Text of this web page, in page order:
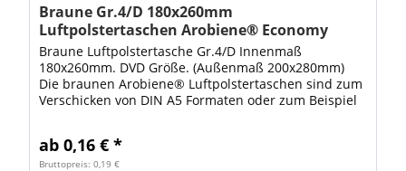
Braune Gr.4/D 180x260mm
Luftpolstertaschen Arobiene® Economy
Braune Luftpolstertasche Gr.4/D Innenmaß
180x260mm. DVD Größe. (Außenmaß 200x280mm)
Die braunen Arobiene® Luftpolstertaschen sind zum
Verschicken von DIN A5 Formaten oder zum Beispiel
ab 0,16 € *
Bruttopreis: 0,19 €